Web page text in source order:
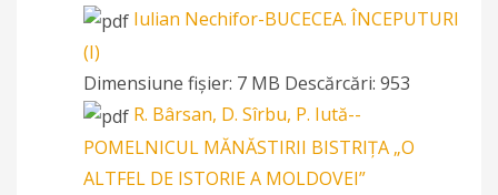
Iulian Nechifor-BUCECEA. ÎNCEPUTURI
(I)
Dimensiune fișier: 7 MB Descărcări: 953
R. Bârsan, D. Sîrbu, P. Iută--
POMELNICUL MĂNĂSTIRII BISTRIȚA „O
ALTFEL DE ISTORIE A MOLDOVEI”